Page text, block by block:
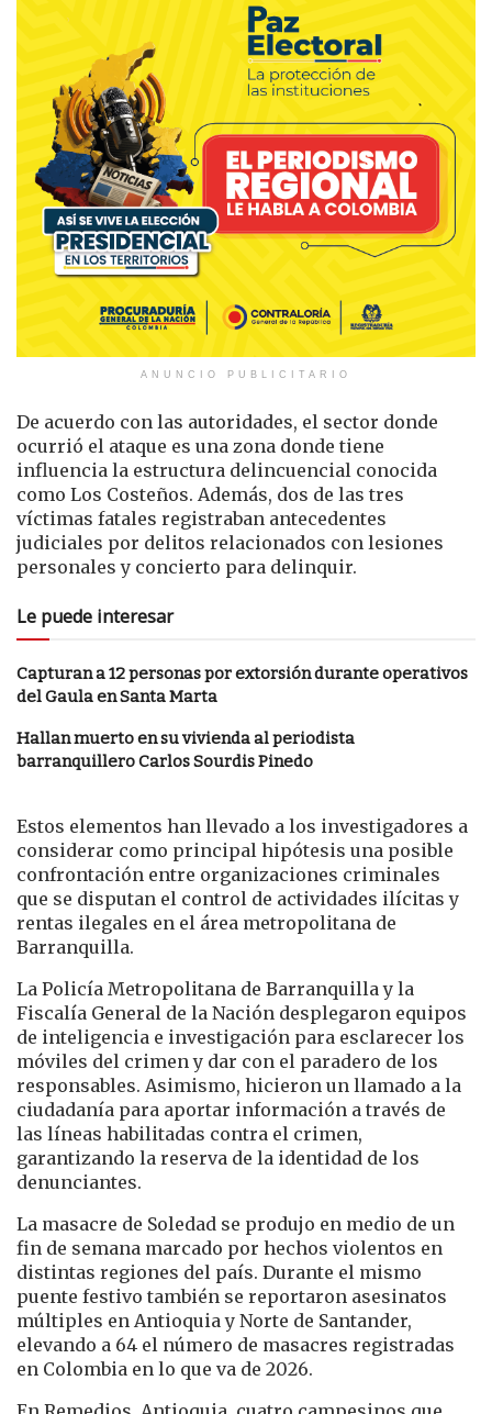
ANUNCIO PUBLICITARIO
De acuerdo con las autoridades, el sector donde
ocurrió el ataque es una zona donde tiene
influencia la estructura delincuencial conocida
como Los Costeños. Además, dos de las tres
víctimas fatales registraban antecedentes
judiciales por delitos relacionados con lesiones
personales y concierto para delinquir.
Le puede interesar
Capturan a 12 personas por extorsión durante operativos
del Gaula en Santa Marta
Hallan muerto en su vivienda al periodista
barranquillero Carlos Sourdis Pinedo
Estos elementos han llevado a los investigadores a
considerar como principal hipótesis una posible
confrontación entre organizaciones criminales
que se disputan el control de actividades ilícitas y
rentas ilegales en el área metropolitana de
Barranquilla.
La Policía Metropolitana de Barranquilla y la
Fiscalía General de la Nación desplegaron equipos
de inteligencia e investigación para esclarecer los
móviles del crimen y dar con el paradero de los
responsables. Asimismo, hicieron un llamado a la
ciudadanía para aportar información a través de
las líneas habilitadas contra el crimen,
garantizando la reserva de la identidad de los
denunciantes.
La masacre de Soledad se produjo en medio de un
fin de semana marcado por hechos violentos en
distintas regiones del país. Durante el mismo
puente festivo también se reportaron asesinatos
múltiples en Antioquia y Norte de Santander,
elevando a 64 el número de masacres registradas
en Colombia en lo que va de 2026.